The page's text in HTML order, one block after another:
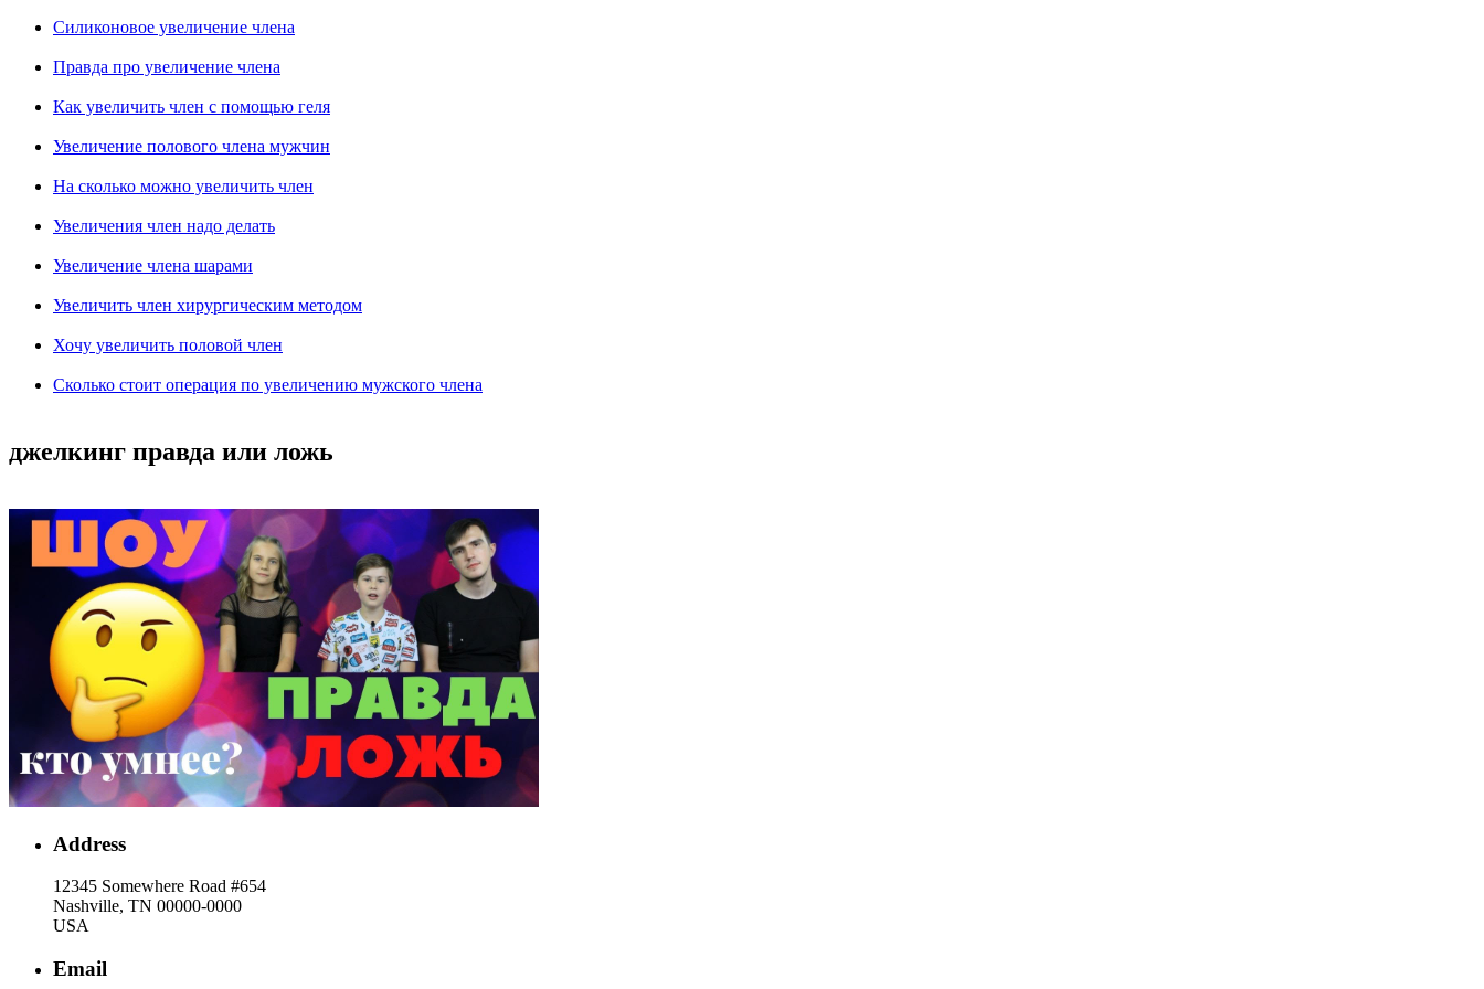
Силиконовое увеличение члена
Правда про увеличение члена
Как увеличить член с помощью геля
Увеличение полового члена мужчин
На сколько можно увеличить член
Увеличения член надо делать
Увеличение члена шарами
Увеличить член хирургическим методом
Хочу увеличить половой член
Сколько стоит операция по увеличению мужского члена
джелкинг правда или ложь
Address
12345 Somewhere Road #654
Nashville, TN 00000-0000
USA
Email